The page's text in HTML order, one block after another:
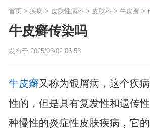
首页> 疾病 > 皮肤性病科> 皮肤科> 牛皮癣 >
牛皮癣传染吗
发布于 2025/03/02 06:53
牛皮癣又称为银屑病，这个疾
性的，但是具有复发性和遗传
种慢性的炎症性皮肤疾病，它